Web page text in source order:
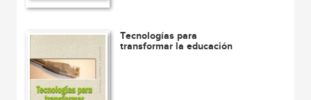
Tecnologías para
transformar la educación